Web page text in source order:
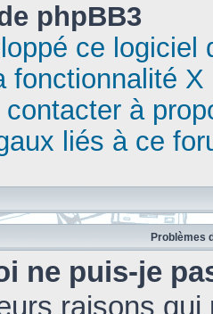
phpBB3
ce logiciel
fonctionnalité X
à
liés à ce
Problèmes
ne puis-je
raisons